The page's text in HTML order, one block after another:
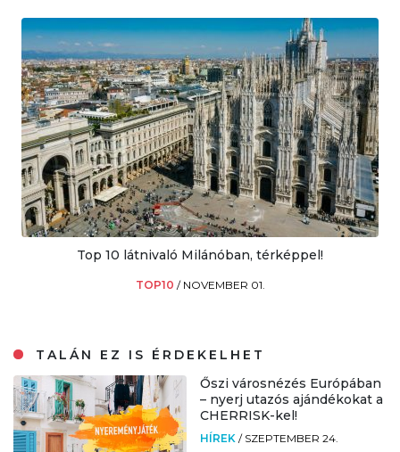
Top 10 látnivaló Milánóban, térképpel!
TOP10 / NOVEMBER 01.
TALÁN EZ IS ÉRDEKELHET
Őszi városnézés Európában
– nyerj utazós ajándékokat a
CHERRISK-kel!
HÍREK / SZEPTEMBER 24.